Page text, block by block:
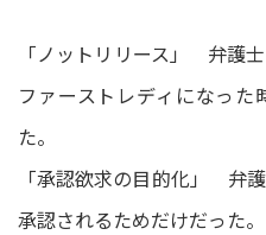
「ノットリリース」 弁護
ファーストレディになっ
た。
「承認欲求の目的化」 弁
承認されるためだけだった。